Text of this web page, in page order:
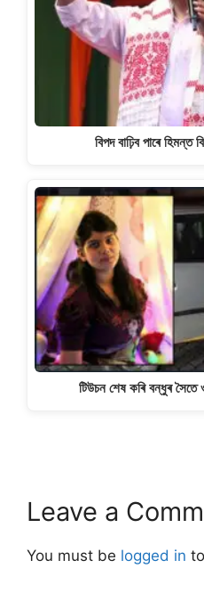
বিপদ বাঢ়িব পাৰে হিমন্ত
টিউচন শেষ কৰি বন্ধুৰ সৈতে
Leave a
You must be logged in